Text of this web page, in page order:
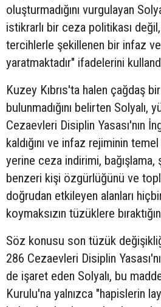
oluşturmadığını vurgulayan
istikrarlı bir ceza politikası
tercihlerle şekillenen bir infaz
yaratmaktadır" ifadelerini
Kuzey Kıbrıs'ta halen çağdaş
bulunmadığını belirten Solyalı,
Cezaevleri Disiplin Yasası'nın
kaldığını ve infaz rejiminin
yerine ceza indirimi, bağışlama,
benzeri kişi özgürlüğünü ve
doğrudan etkileyen alanları
koymaksızın tüzüklere
Söz konusu son tüzük
286 Cezaevleri Disiplin
de işaret eden Solyalı, bu
Kurulu'na yalnızca "hapislerin